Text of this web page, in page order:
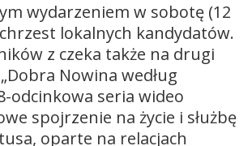
wydarzeniem w sobotę (12
lokalnych kandydatów.
z czeka także na drugi
Nowina według
odcinkowa seria wideo
spojrzenie na życie i służbę
oparte na relacjach